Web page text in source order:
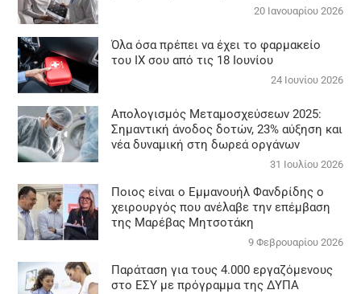
20 Ιανουαρίου 2026
Όλα όσα πρέπει να έχει το φαρμακείο
του ΙΧ σου από τις 18 Ιουνίου
24 Ιουνίου 2026
Απολογισμός Μεταμοσχεύσεων 2025:
Σημαντική άνοδος δοτών, 23% αύξηση και
νέα δυναμική στη δωρεά οργάνων
31 Ιουλίου 2026
Ποιος είναι ο Εμμανουήλ Φανδρίδης ο
χειρουργός που ανέλαβε την επέμβαση
της Μαρέβας Μητσοτάκη
9 Φεβρουαρίου 2026
Παράταση για τους 4.000 εργαζόμενους
στο ΕΣΥ με πρόγραμμα της ΔΥΠΑ